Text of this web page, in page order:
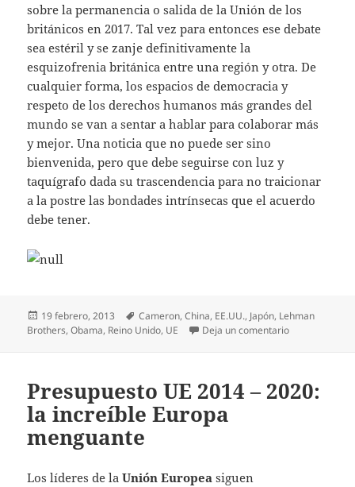
sobre la permanencia o salida de la Unión de los
británicos en 2017. Tal vez para entonces ese debate
sea estéril y se zanje definitivamente la
esquizofrenia británica entre una región y otra. De
cualquier forma, los espacios de democracia y
respeto de los derechos humanos más grandes del
mundo se van a sentar a hablar para colaborar más
y mejor. Una noticia que no puede ser sino
bienvenida, pero que debe seguirse con luz y
taquígrafo dada su trascendencia para no traicionar
a la postre las bondades intrínsecas que el acuerdo
debe tener.
Publicado
el
19 febrero, 2013 Etiquetas
Cameron,China, EE.UU., Japón, Lehman
Brothers,Obama, Reino Unido, UE Deja un comentarioen Obama
Presupuesto UE 2014 – 2020:
la increíble Europa
menguante
Los líderes de laUnión Europea siguen